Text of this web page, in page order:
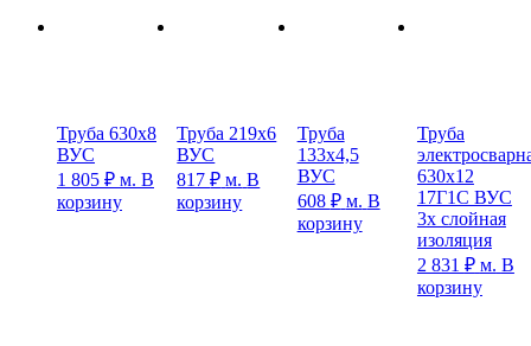
Труба 630х8
ВУС
1 805 ₽ м. В
корзину
Труба 219х6
ВУС
817₽ м. В
корзину
Труба
133х4,5
ВУС
608 ₽ м. В
корзину
Труба
630х12
17Г1С ВУС
3х слойная
изоляция
2 831 ₽ м. В
корзину